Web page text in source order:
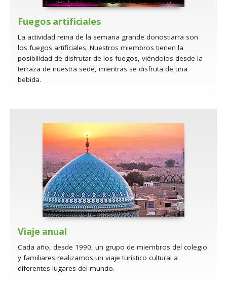
Fuegos artificiales
La actividad reina de la semana grande donostiarra son
los fuegos artificiales. Nuestros miembros tienen la
posibilidad de disfrutar de los fuegos, viéndolos desde la
terraza de nuestra sede, mientras se disfruta de una
bebida.
Viaje anual
Cada año, desde 1990, un grupo de miembros del colegio
y familiares realizamos un viaje turístico cultural a
diferentes lugares del mundo.